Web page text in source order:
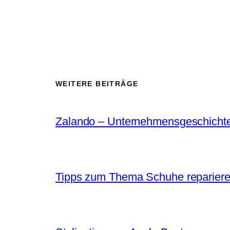
WEITERE BEITRÄGE
Zalando –
Tipps zum Thema Schuhe